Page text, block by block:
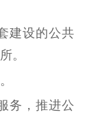
登记服务
建设的公共
。
务，推进公